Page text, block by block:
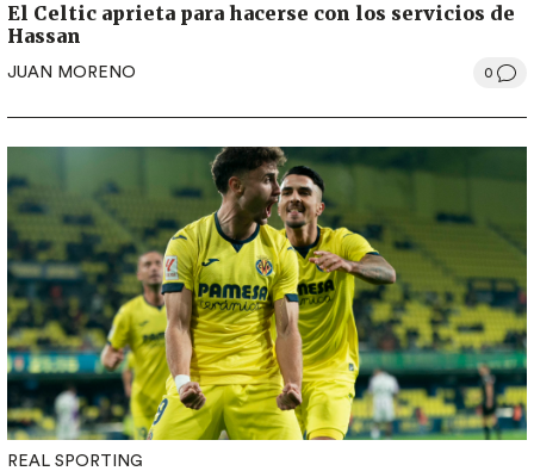
El Celtic aprieta para hacerse con los servicios de
Hassan
JUAN MORENO 0
REAL SPORTING